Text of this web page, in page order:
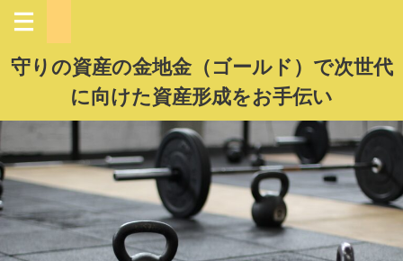
守りの資産の金地金（ゴールド）で次世代
に向けた資産形成をお手伝い